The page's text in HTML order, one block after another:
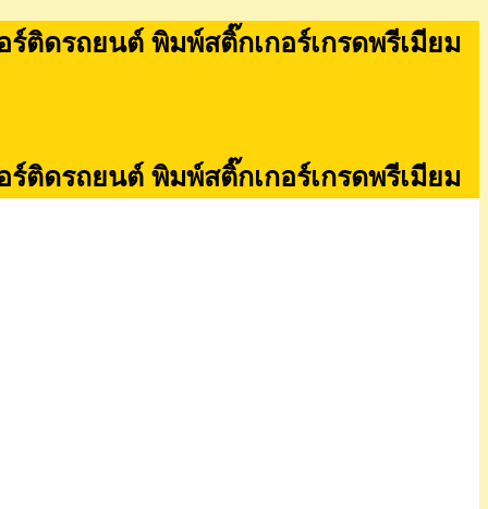
ติดรถยนต์ พิมพ์สติ๊กเกอร์เกรดพรีเมียม
ติดรถยนต์ พิมพ์สติ๊กเกอร์เกรดพรีเมียม